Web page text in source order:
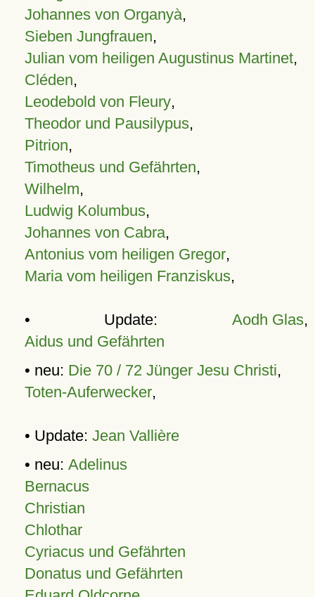
Johannes von Organyà,
Sieben Jungfrauen,
Julian vom heiligen Augustinus Martinet,
Cléden,
Leodebold von Fleury,
Theodor und Pausilypus,
Pitrion,
Timotheus und Gefährten,
Wilhelm,
Ludwig Kolumbus,
Johannes von Cabra,
Antonius vom heiligen Gregor,
Maria vom heiligen Franziskus,
• Update: Aodh Glas,
Aidus und Gefährten
• neu: Die 70 / 72 Jünger Jesu Christi,
Toten-Auferwecker,
• Update: Jean Vallière
• neu: Adelinus
Bernacus
Christian
Chlothar
Cyriacus und Gefährten
Donatus und Gefährten